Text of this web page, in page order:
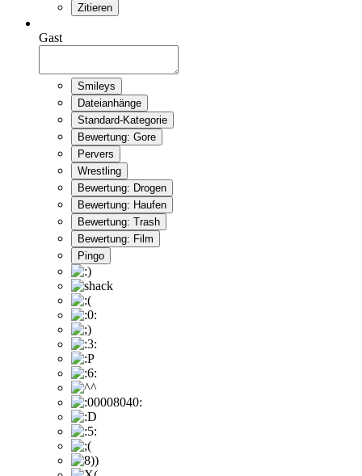
Zitieren
Gast
Smileys
Dateianhänge
Standard-Kategorie
Bewertung: Gore
Pervers
Wrestling
Bewertung: Drogen
Bewertung: Haufen
Bewertung: Trash
Bewertung: Film
Pingo